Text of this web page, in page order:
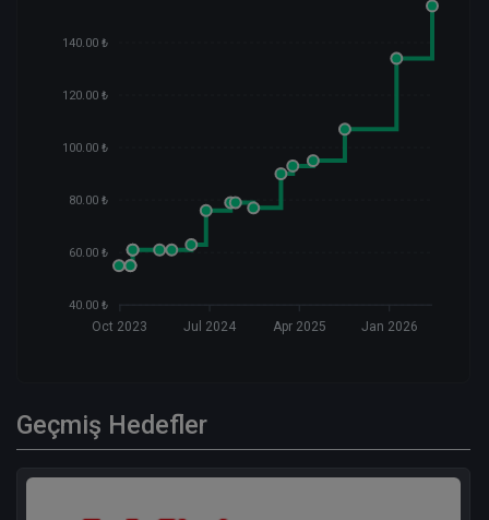
140.00 ₺
120.00 ₺
100.00 ₺
80.00 ₺
60.00 ₺
40.00 ₺
Oct 2023 Jul 2024 Apr 2025 Jan 2026
Geçmiş Hedefler